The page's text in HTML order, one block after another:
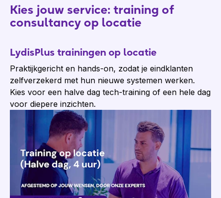
Kies jouw service: training of
consultancy op locatie
LydisPlus trainingen op locatie
Praktijkgericht en hands-on, zodat je eindklanten
zelfverzekerd met hun nieuwe systemen werken.
Kies voor een halve dag tech-training of een hele dag
voor diepere inzichten.